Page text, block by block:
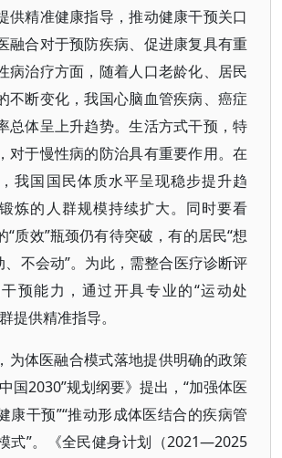
供精准健康指导，推动健康干预关口
融合对于预防疾病、促进康复具有重
病治疗方面，随着人口老龄化、居民
不断变化，我国心脑血管疾病、癌症
总体呈上升趋势。生活方式干预，特
对于慢性病的防治具有重要作用。在
我国国民体质水平呈现稳步提升趋
炼的人群规模持续扩大。同时要看
“质效”瓶颈仍有待突破，有的居民“想
、不会动”。为此，需整合医疗诊断评
预能力，通过开具专业的“运动处
提供精准指导。
为体医融合模式落地提供明确的政策
国2030”规划纲要》提出，“加强体医
康干预”“推动形成体医结合的疾病管
式”。《全民健身计划（2021—2025